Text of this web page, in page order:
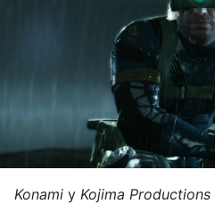
Konami y Kojima Productions